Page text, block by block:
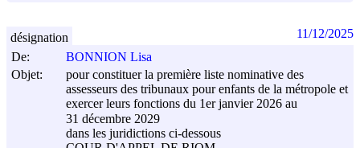
De:
BONNION Lisa
Objet:
pour constituer la première liste nominative des
assesseurs des tribunaux pour enfants de la métropole et
exercer leurs fonctions du 1er janvier 2026 au
31 décembre 2029
dans les juridictions ci-dessous
désignation 11/12/2025